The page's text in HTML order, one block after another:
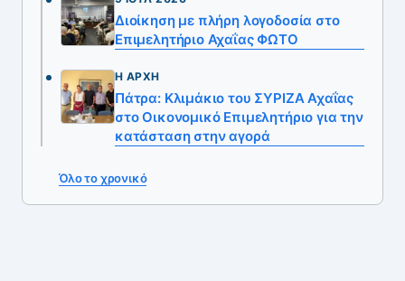
Διοίκηση με πλήρη λογοδοσία στο
Επιμελητήριο Αχαΐας ΦΩΤΟ
Η ΑΡΧΉ
Πάτρα: Κλιμάκιο του ΣΥΡΙΖΑ Αχαΐας
στο Οικονομικό Επιμελητήριο για την
κατάσταση στην αγορά
Όλο το χρονικό